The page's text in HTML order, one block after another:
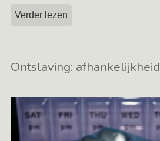
Verder lezen
Ontslaving: afhankelijkheid